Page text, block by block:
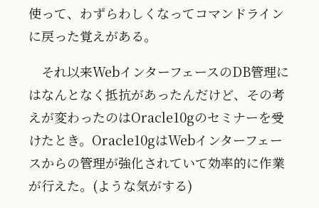
使って、わずらわしくなってコマンドライン
に戻った覚えがある。
それ以来WebインターフェースのDB管理に
はなんとなく抵抗があったんだけど、その考
えが変わったのはOracle10gのセミナーを受
けたとき。Oracle10gはWebインターフェー
スからの管理が強化されていて効率的に作業
が行えた。(ような気がする)